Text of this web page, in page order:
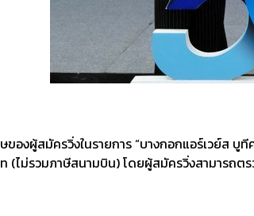
ของผู้สมัครวิ่งในรายการ “บางกอกแอร์เวย์ส
ท (ไม่รวมภาษีสนามบิน) โดยผู้สมัครวิ่งสามาร